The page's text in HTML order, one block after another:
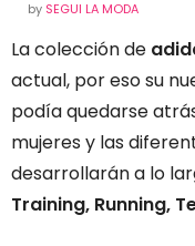
by SEGUI LA MODA
La colección de
actual, por eso su
podía quedarse
mujeres y las
desarrollarán a lo
Training, Running,